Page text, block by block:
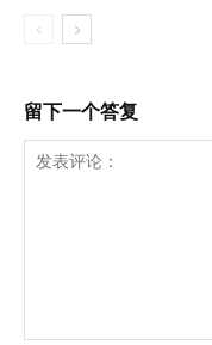
留下一个答复